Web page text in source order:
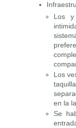
Los y
Los
en la
Se